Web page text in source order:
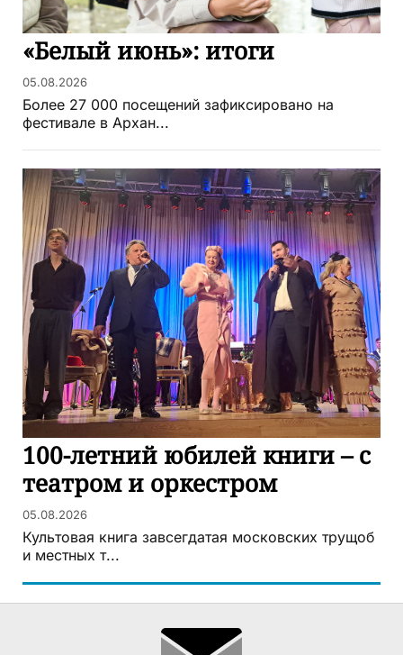
«Белый июнь»: итоги
05.08.2026
Более 27 000 посещений зафиксировано на
фестивале в Архан...
100-летний юбилей книги – с
театром и оркестром
05.08.2026
Культовая книга завсегдатая московских трущоб
и местных т...